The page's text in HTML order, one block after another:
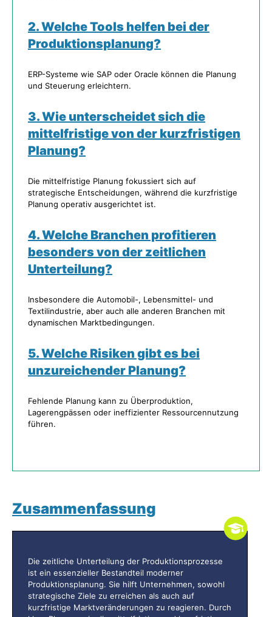
2. Welche Tools helfen bei der
Produktionsplanung?
ERP-Systeme wie SAP oder Oracle können die Planung
und Steuerung erleichtern.
3. Wie unterscheidet sich die
mittelfristige von der kurzfristigen
Planung?
Die mittelfristige Planung fokussiert sich auf
strategische Entscheidungen, während die kurzfristige
Planung operativ ausgerichtet ist.
4. Welche Branchen profitieren
besonders von der zeitlichen
Unterteilung?
Insbesondere die Automobil-, Lebensmittel- und
Textilindustrie, aber auch alle anderen Branchen mit
dynamischen Marktbedingungen.
5. Welche Risiken gibt es bei
unzureichender Planung?
Fehlende Planung kann zu Überproduktion,
Lagerengpässen oder ineffizienter Ressourcennutzung
führen.
Zusammenfassung
Die zeitliche Unterteilung der Produktionsprozesse
ist ein essenzieller Bestandteil moderner
Produktionsplanung. Sie hilft Unternehmen, sowohl
strategische Ziele zu erreichen als auch auf
kurzfristige Marktveränderungen zu reagieren. Durch